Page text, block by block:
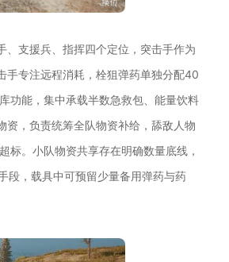
、支援兵、指挥四个定位，突击手作为
手专注远程消耗，栓狙弹药单独分配40
功能，集中承载半数急救包、能量饮料
，负责统筹全队物资补给，舔敌人物
标。小队物资共享存在明确数量底线，
段，载具中可预留少量备用弹药与药